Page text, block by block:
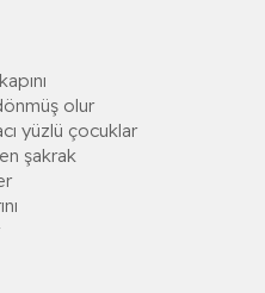
olur
yüzlü çocuklar
şakrak